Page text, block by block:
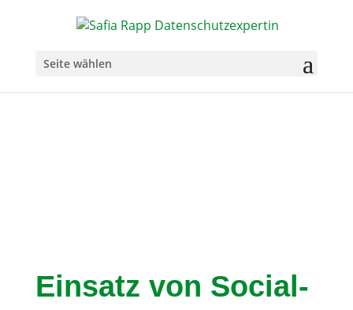
Seite wählen
Einsatz von Social-